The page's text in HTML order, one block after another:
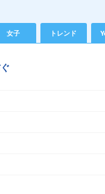
女子 トレンド